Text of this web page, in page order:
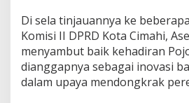
y
a
M
e
n
g
Di sela tinjauannya ke
Komisi II DPRD Kota Cimahi,
menyambut baik kehadiran
dianggapnya sebagai inovasi
dalam upaya mendongkrak